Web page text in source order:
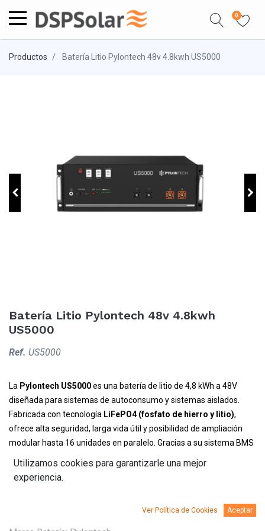
0
Productos Batería Litio Pylontech 48v 4.8kwh US5000
Batería Litio Pylontech 48v 4.8kwh
US5000
Ref. US5000
La Pylontech US5000es una batería de litio de 4,8 kWh a 48V
diseñada para sistemas de autoconsumo y sistemas aislados.
Fabricada con tecnología LiFePO4 (fosfato de hierro y litio),
ofrece alta seguridad, larga vida útil y posibilidad de ampliación
modular hasta 16 unidades en paralelo. Gracias a su sistema BMS
con las principales marcas de inversores del mercado.
Utilizamos cookies para garantizarle una mejor
experiencia.
Ver Política de Cookies Aceptar